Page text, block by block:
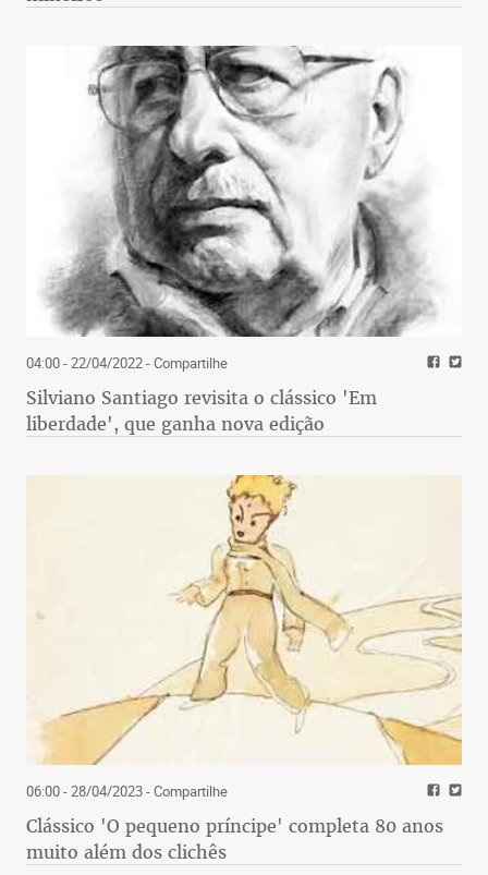
04:00 - 22/04/2022- Compartilhe
Silviano Santiago revisita o clássico 'Em
liberdade', que ganha nova edição
06:00 - 28/04/2023- Compartilhe
Clássico 'O pequeno príncipe' completa 80 anos
muito além dos clichês